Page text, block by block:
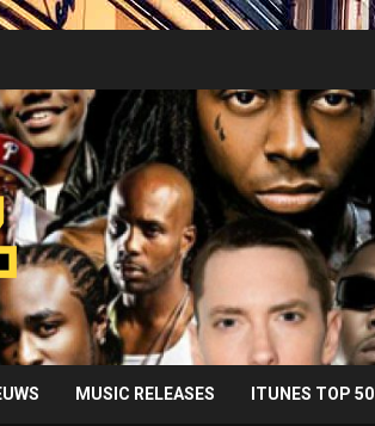
MUSIC RELEASES ITUNES TOP 50